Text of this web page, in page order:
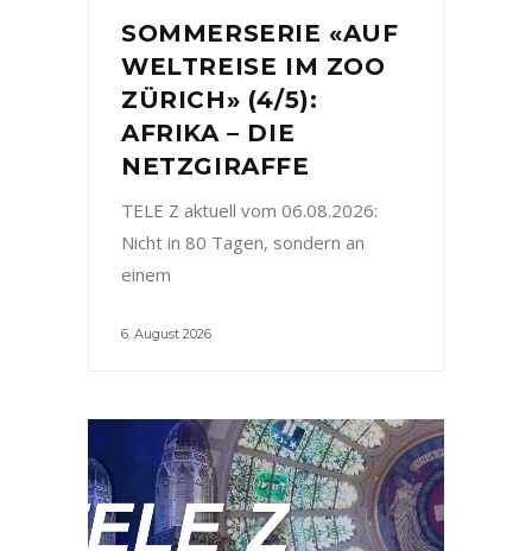
SOMMERSERIE «AUF
WELTREISE IM ZOO
ZÜRICH» (4/5):
AFRIKA – DIE
NETZGIRAFFE
TELE Z aktuell vom 06.08.2026:
Nicht in 80 Tagen, sondern an
einem
6. August 2026